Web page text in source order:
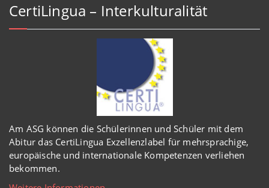
CertiLingua – Interkulturalität
Am ASG können die Schülerinnen und Schüler mit dem
Abitur das CertiLingua Exzellenzlabel für mehrsprachige,
europäische und internationale Kompetenzen verliehen
bekommen.